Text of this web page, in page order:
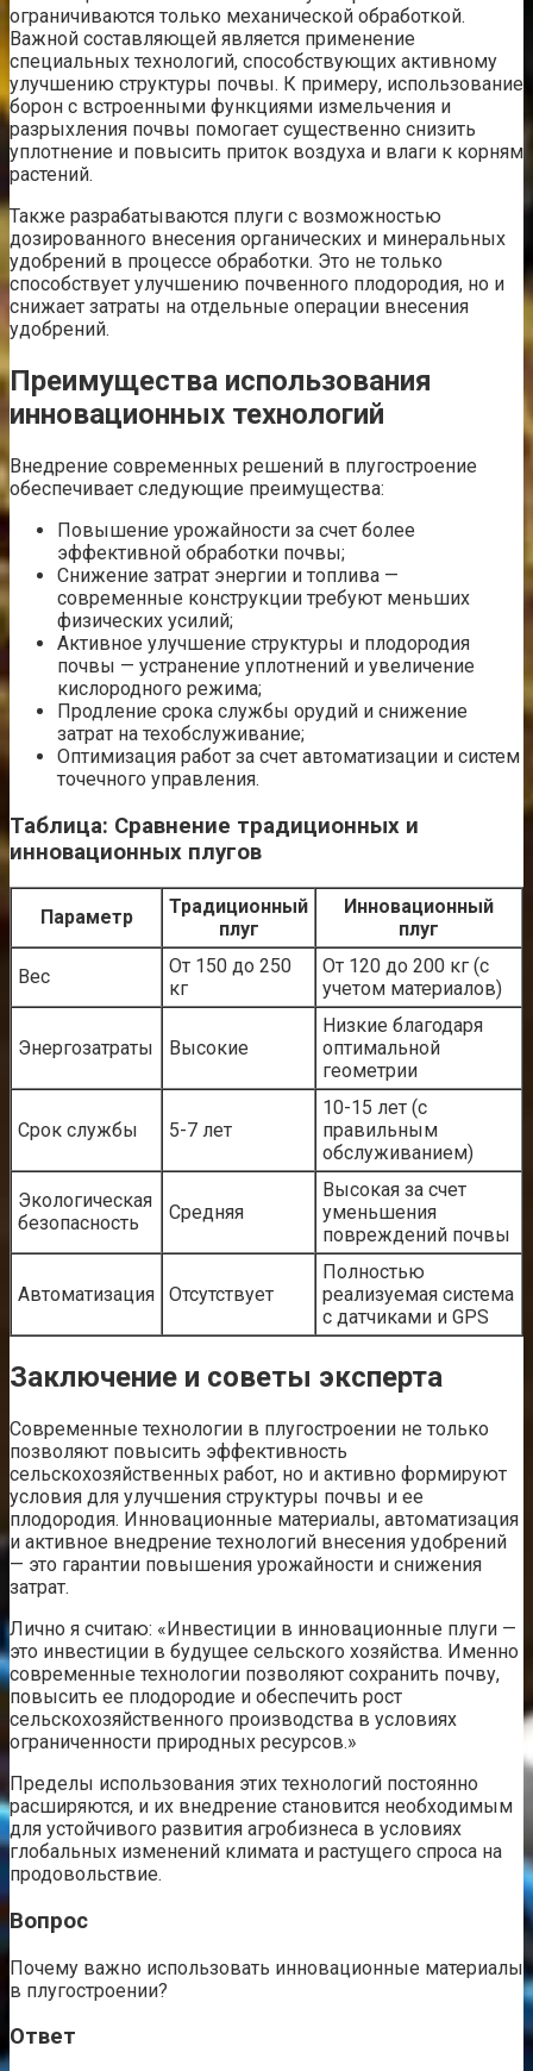
ограничиваются только механической обработкой.
Важной составляющей является применение
специальных технологий, способствующих активному
улучшению структуры почвы. К примеру, использование
борон с встроенными функциями измельчения и
разрыхления почвы помогает существенно снизить
уплотнение и повысить приток воздуха и влаги к корням
растений.
Также разрабатываются плуги с возможностью
дозированного внесения органических и минеральных
удобрений в процессе обработки. Это не только
способствует улучшению почвенного плодородия, но и
снижает затраты на отдельные операции внесения
удобрений.
Преимущества использования
инновационных технологий
Внедрение современных решений в плугостроение
обеспечивает следующие преимущества:
Повышение урожайности за счет более
эффективной обработки почвы;
Снижение затрат энергии и топлива —
современные конструкции требуют меньших
физических усилий;
Активное улучшение структуры и плодородия
почвы — устранение уплотнений и увеличение
кислородного режима;
Продление срока службы орудий и снижение
затрат на техобслуживание;
Оптимизация работ за счет автоматизации и систем
точечного управления.
Таблица: Сравнение традиционных и
инновационных плугов
Параметр
Традиционный
плуг
Инновационный
плуг
Вес
От 150 до 250
кг
От 120 до 200 кг (с
учетом материалов)
Энергозатраты Высокие
Низкие благодаря
оптимальной
геометрии
Срок службы 5-7 лет
10-15 лет (с
правильным
обслуживанием)
Экологическая
безопасность
Средняя
Высокая за счет
уменьшения
повреждений почвы
Автоматизация Отсутствует
Полностью
реализуемая система
с датчиками и GPS
Заключение и советы эксперта
Современные технологии в плугостроении не только
позволяют повысить эффективность
сельскохозяйственных работ, но и активно формируют
условия для улучшения структуры почвы и ее
плодородия. Инновационные материалы, автоматизация
и активное внедрение технологий внесения удобрений
— это гарантии повышения урожайности и снижения
затрат.
Лично я считаю: «Инвестиции в инновационные плуги —
это инвестиции в будущее сельского хозяйства. Именно
современные технологии позволяют сохранить почву,
повысить ее плодородие и обеспечить рост
сельскохозяйственного производства в условиях
ограниченности природных ресурсов.»
Пределы использования этих технологий постоянно
расширяются, и их внедрение становится необходимым
для устойчивого развития агробизнеса в условиях
глобальных изменений климата и растущего спроса на
продовольствие.
Вопрос
Почему важно использовать инновационные материалы
в плугостроении?
Ответ